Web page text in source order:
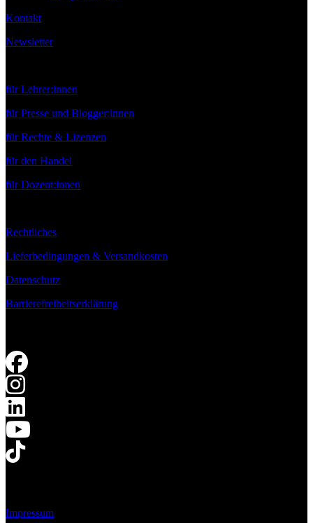
Kontakt
Newsletter
für Lehrer:innen
für Presse und Blogger:innen
für Rechte & Lizenzen
für den Handel
für Dozent:innen
Rechtliches
Lieferbedingungen & Versandkosten
Datenschutz
Barrierefreiheitserklärung
Impressum